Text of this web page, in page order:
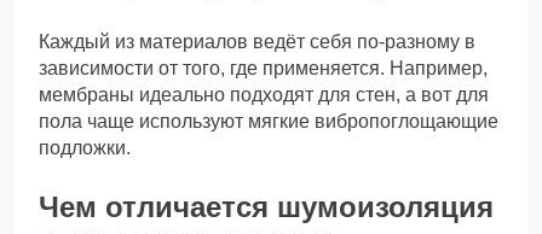
Каждый из материалов ведёт себя по-разному в
зависимости от того, где применяется. Например,
мембраны идеально подходят для стен, а вот для
пола чаще используют мягкие вибропоглощающие
подложки.
Чем отличается шумоизоляция